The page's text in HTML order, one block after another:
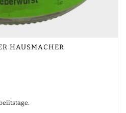
HAUSMACHER